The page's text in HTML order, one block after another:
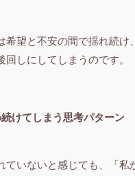
希望と不安の間で揺れ続け
回しにしてしまうのです。
けてしまう思考パターン
ていないと感じても、「私